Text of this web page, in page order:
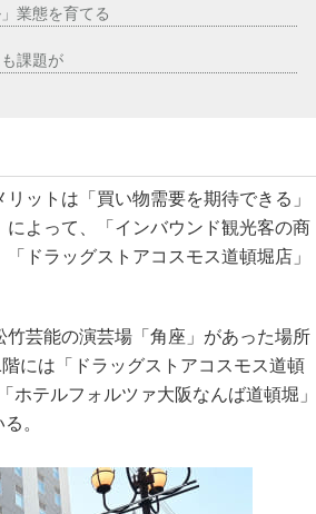
業態を育てる
課題が
ットは「買い物需要を期待できる」
よって、「インバウンド観光客の商
ドラッグストアコスモス道頓堀店」
芸能の演芸場「角座」があった場所
には「ドラッグストアコスモス道頓
テルフォルツァ大阪なんば道頓堀」
。